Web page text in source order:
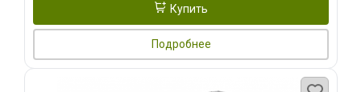
Купить
Подробнее